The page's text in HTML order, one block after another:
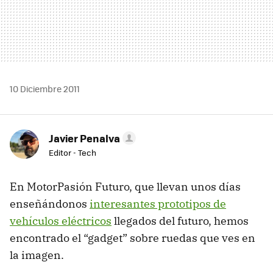
10 Diciembre 2011
Javier Penalva
Editor - Tech
En MotorPasión Futuro, que llevan unos días
enseñándonos interesantes prototipos de
vehículos eléctricos llegados del futuro, hemos
encontrado el “gadget” sobre ruedas que ves en
la imagen.